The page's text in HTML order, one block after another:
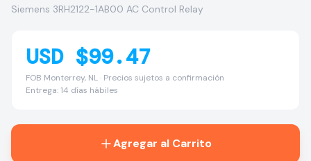
Siemens 3RH2122-1AB00 AC Control Relay
USD $99.47
FOB Monterrey, NL · Precios sujetos a confirmación
Entrega: 14 días hábiles
Agregar al Carrito